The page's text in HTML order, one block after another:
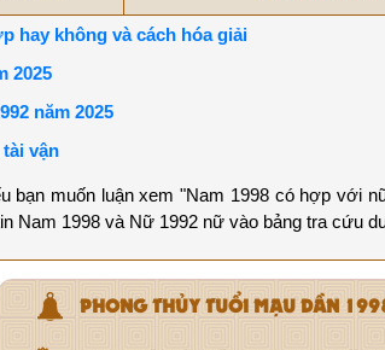
hay không và cách hóa giải
2025
năm 2025
vận
bạn muốn luận xem "Nam 1998 có hợp với
Nam 1998 và Nữ 1992 nữ vào bảng tra cứu
PHONG THỦY TUỔI MẬU DẦN